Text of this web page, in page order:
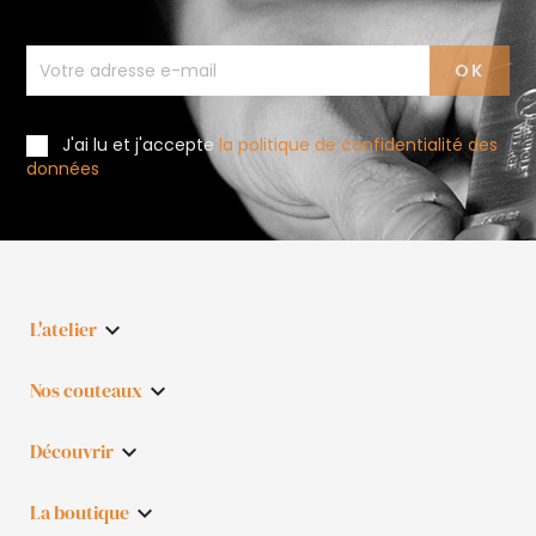
J'ai lu et j'acceptela politique de confidentialité des
données
L'atelier 
Nos couteaux 
Découvrir 
La boutique 